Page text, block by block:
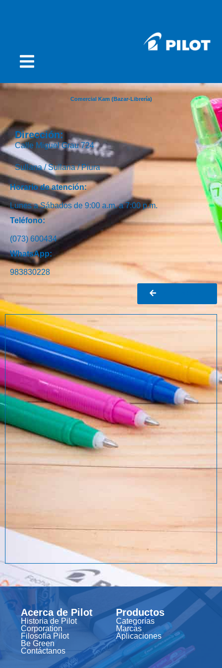
Comercial Kam (Bazar-Librería)
Dirección:
Calle Miguel Grau 724
Sullana /Sullana /Piura
Horario de atención:
Lunes a Sábados de 9:00 a.m. a 7:00 p.m.
Teléfono:
(073) 600434
WhatsApp:
983830228
Acerca de Pilot
Historia de Pilot
Corporation
Filosofía Pilot
Be Green
Contáctanos
Productos
Categorías
Marcas
Aplicaciones